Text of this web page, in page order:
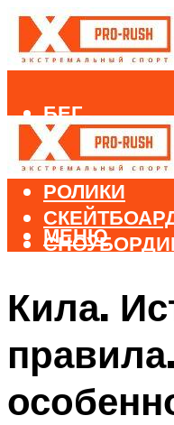
БЕГ
ВЕЛОСПОРТ
ДАЙВИНГ
РОЛИКИ
МЕНЮ
Кила.